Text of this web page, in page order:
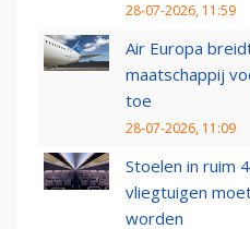
28-07-2026, 11:59
Air Europa
maatschappij
toe
28-07-2026, 11:09
Stoelen in ruim
vliegtuigen
worden